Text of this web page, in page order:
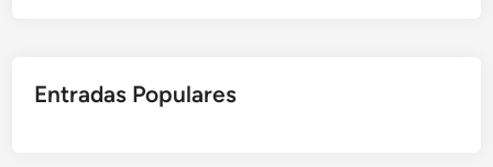
Entradas Populares